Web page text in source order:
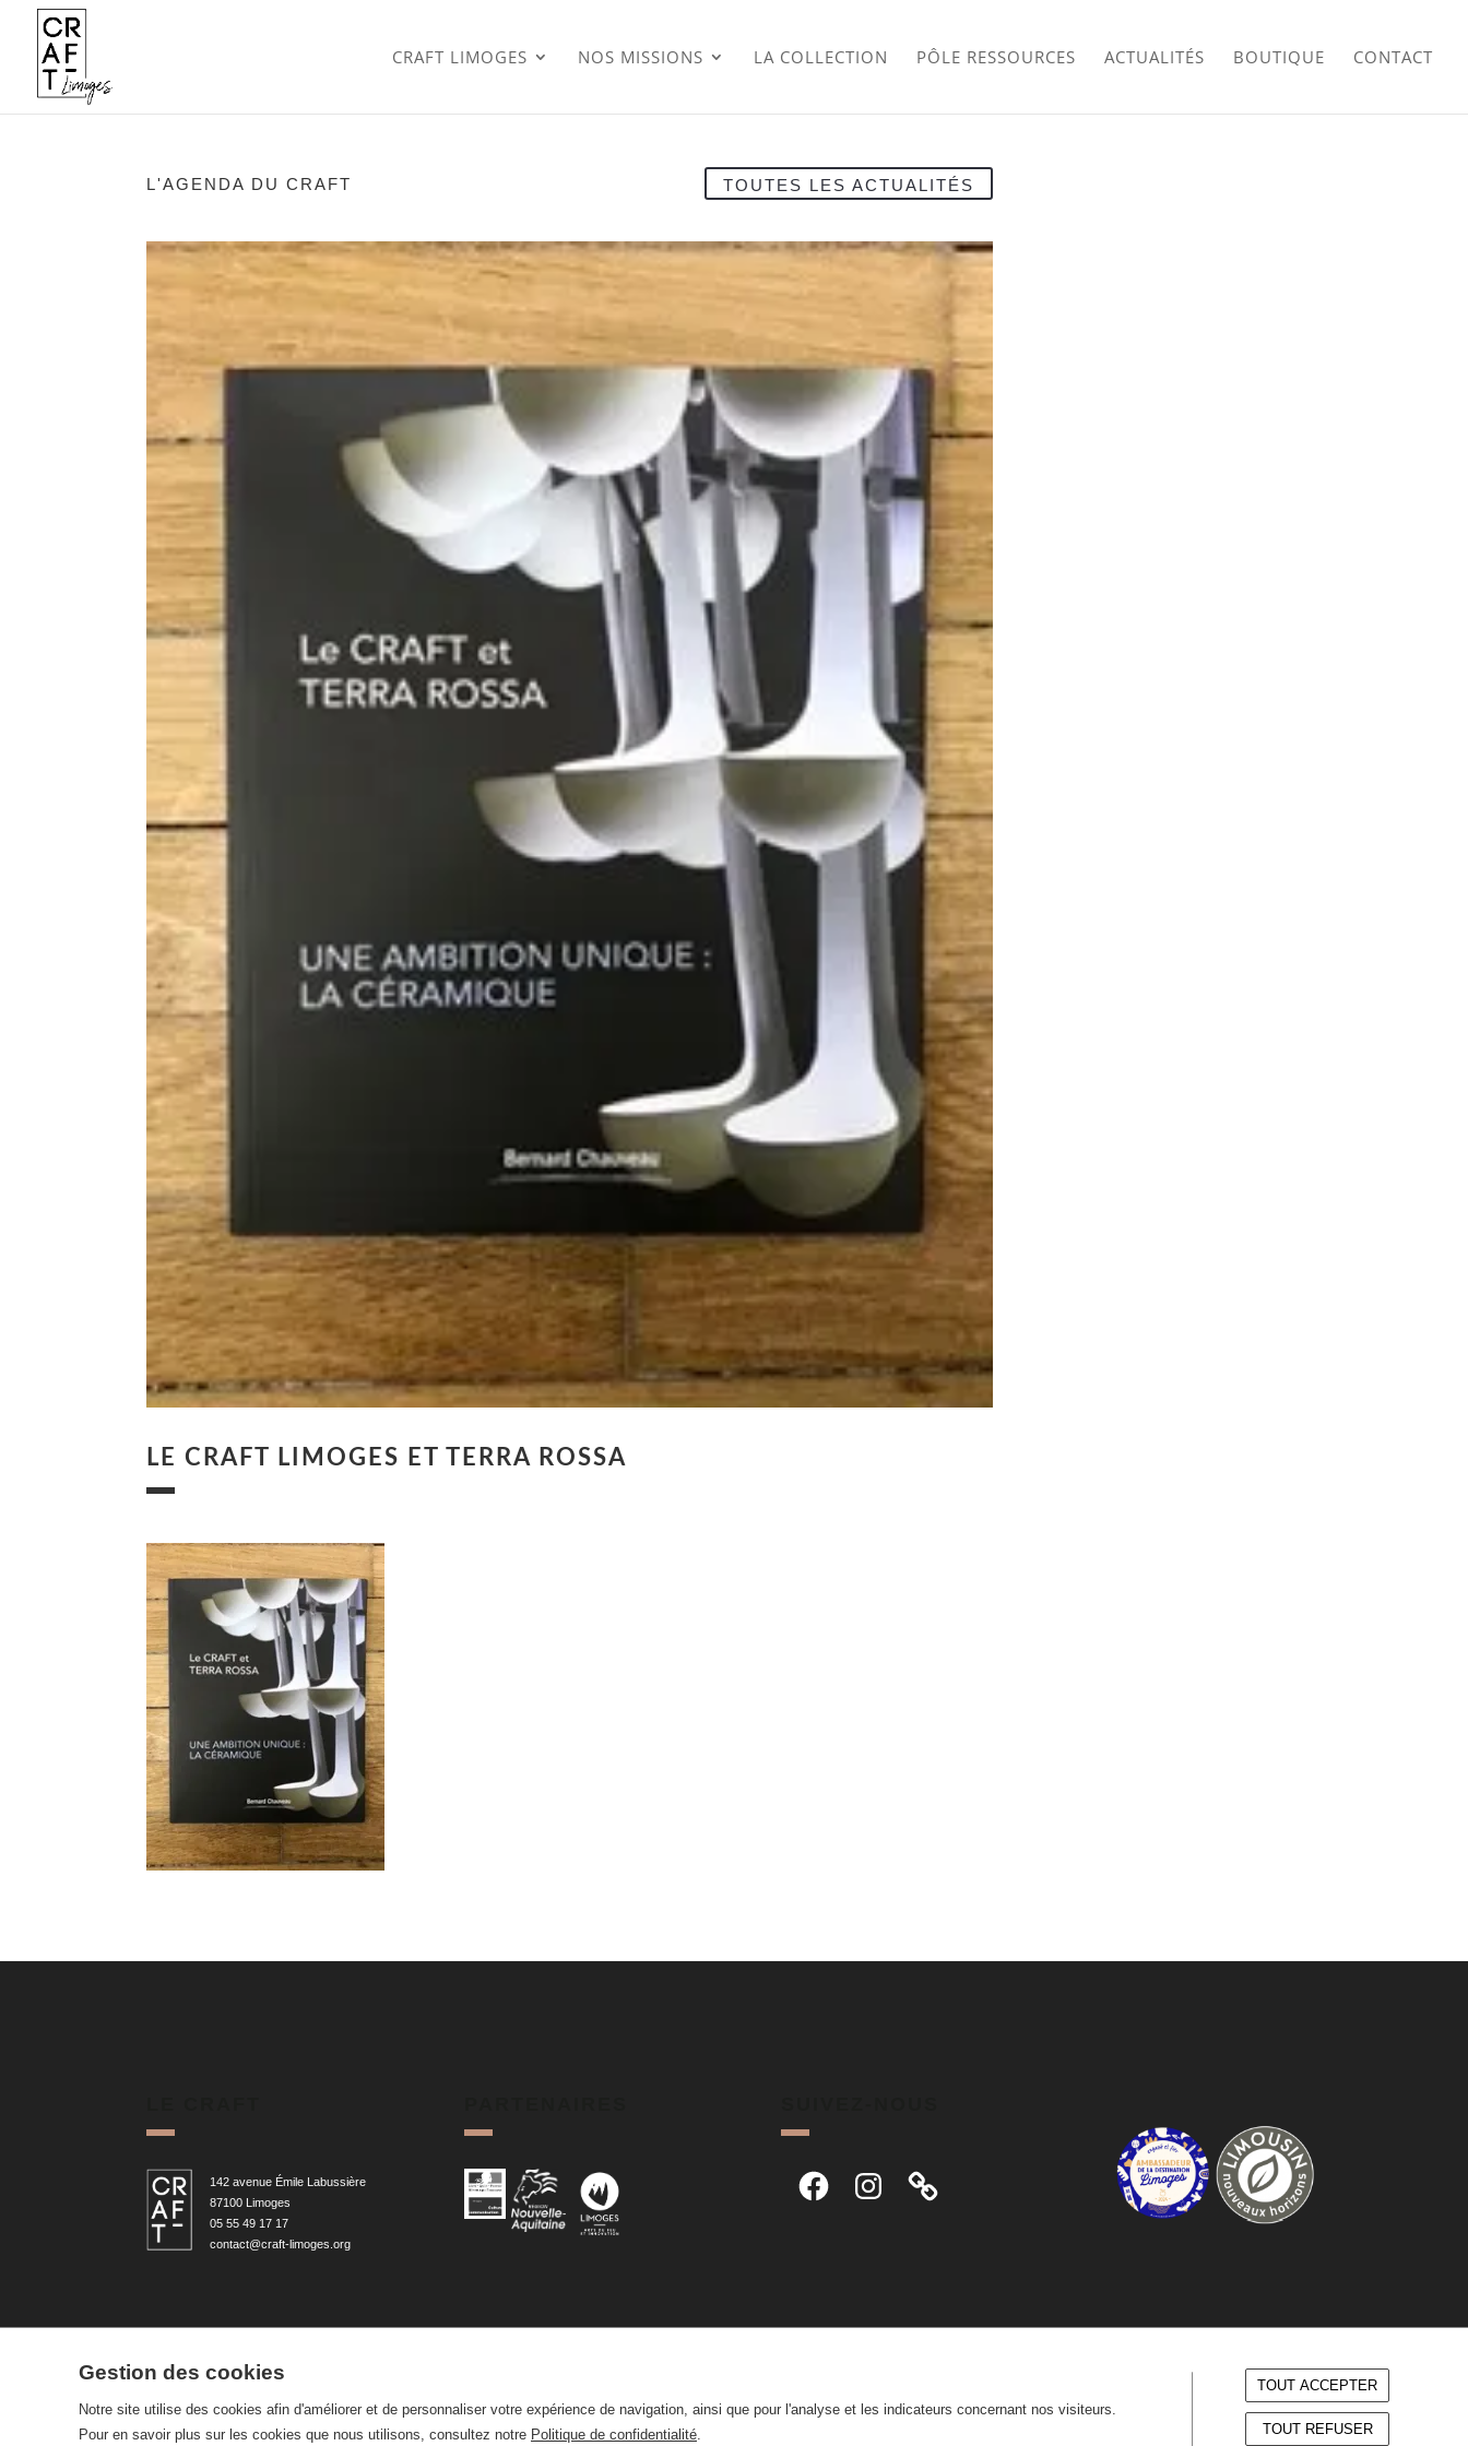
CRAFT LIMOGES NOS MISSIONS LA COLLECTION PÔLE RESSOURCES ACTUALITÉS BOUTIQUE CONTACT
L'AGENDA DU CRAFT TOUTES LES ACTUALITÉS
LE CRAFT LIMOGES ET TERRA ROSSA
142 avenue Émile Labussière
87100 Limoges
05 55 49 17 17
contact@craft-limoges.org
FacebookInstagram
Gestion des cookies
Notre site utilise des cookies afin d'améliorer et de personnaliser votre expérience de navigation, ainsi que pour l'analyse et les indicateurs concernant nos visiteurs.
Pour en savoir plus sur les cookies que nous utilisons, consultez notre Politique de confidentialité.
TOUT ACCEPTER
TOUT REFUSER